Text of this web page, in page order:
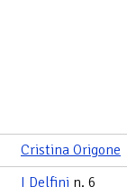
Cristina Origone
I Delfini n. 6